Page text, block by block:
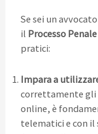
Se sei un
il Processo
pratici:
Impara a
correttamente gli
online, è
telematici e con